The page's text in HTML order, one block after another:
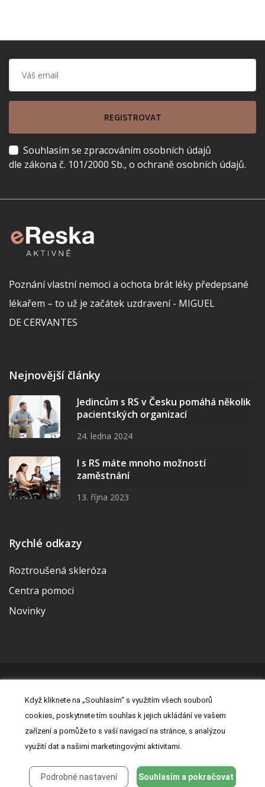
REGISTROVAT
Souhlasím se zpracováním osobních údajů
dle zákona č. 101/2000 Sb., o ochraně osobních údajů.
Poznání vlastní nemoci a ochota brát léky předepsané
lékařem – to už je začátek uzdravení - MIGUEL
DE CERVANTES
Nejnovější články
Jedincům s RS v Česku pomáhá několik
pacientských organizací
24. ledna 2024
I s RS máte mnoho možností
zaměstnání
13. října 2023
Rychlé odkazy
Roztroušená skleróza
Centra pomoci
Novinky
Právní prohlášení|Prohlášení o cookies|Nastavení cookies
Kontakt|Zásady zpracování osobních údajů
Když kliknete na „Souhlasím“ s využitím všech souborů
cookies, poskytnete tím souhlas k jejich ukládání ve vašem
zařízení a pomůže to s vaší navigací na stránce, s analýzou
využití dat a našimi marketingovými aktivitami.
Podrobné nastavení Souhlasím a pokračovat